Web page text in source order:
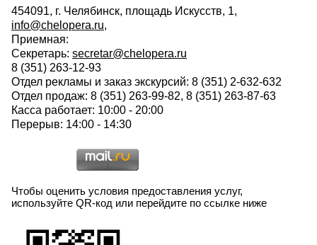
454091, г. Челябинск, площадь Искусств, 1,
info@chelopera.ru,
Приемная:
Секретарь: secretar@chelopera.ru
8 (351) 263-12-93
Отдел рекламы и заказ экскурсий: 8 (351) 2-632-632
Отдел продаж: 8 (351) 263-99-82, 8 (351) 263-87-63
Касса работает: 10:00 - 20:00
Перерыв: 14:00 - 14:30
Чтобы оценить условия предоставления услуг,
используйте QR-код или перейдите по ссылке ниже